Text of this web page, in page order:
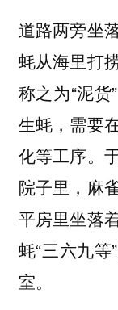
道路两旁坐
蚝从海里打
称之为“泥
生蚝，需要
化等工序。
院子里，麻
平房里坐落
蚝“三六九
室。